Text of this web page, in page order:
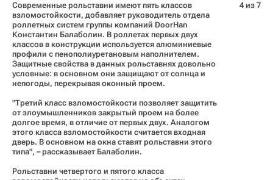
Современные рольставни имеют пять классов
взломостойкости, добавляет руководитель отдела
роллетных систем группы компаний DoorHan
Константин Балаболин. В роллетах первых двух
классов в конструкции используется алюминиевые
профили с пенополиуретановым наполнителем.
Защитные свойства в данных рольставнях довольно
условные: в основном они защищают от солнца и
непогоды, перекрывая оконный проем.
"Третий класс взломостойкости позволяет защитить
от злоумышленников закрытый проем на более
долгое время, в отличие от первых двух. Аналогом
этого класса взломостойкости считается входная
дверь. В основном на окна ставят рольставни этого
типа", – рассказывает Балаболин.
Рольставни четвертого и пятого класса
4 из 7